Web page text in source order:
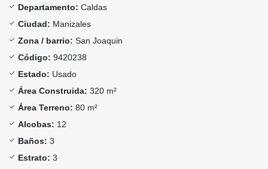
Departamento: Caldas
Ciudad: Manizales
Zona / barrio: San Joaquin
Código: 9420238
Estado: Usado
Área Construida: 320 m²
Área Terreno: 80 m²
Alcobas: 12
Baños: 3
Estrato: 3